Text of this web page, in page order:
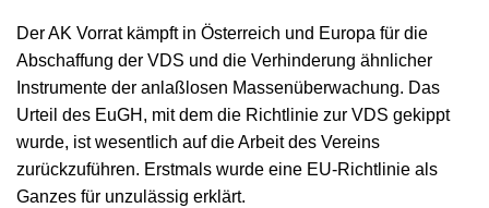
Der AK Vorrat kämpft in Österreich und Europa für die
Abschaffung der VDS und die Verhinderung ähnlicher
Instrumente der anlaßlosen Massenüberwachung. Das
Urteil des EuGH, mit dem die Richtlinie zur VDS gekippt
wurde, ist wesentlich auf die Arbeit des Vereins
zurückzuführen. Erstmals wurde eine EU-Richtlinie als
Ganzes für unzulässig erklärt.